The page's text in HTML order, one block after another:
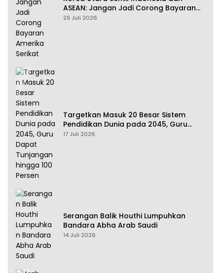
ASEAN: Jangan Jadi Corong Bayaran
Amerika Serikat
29 Juli 2026
Targetkan Masuk 20 Besar Sistem
Pendidikan Dunia pada 2045, Guru
Dapat Tunjangan hingga 100 Persen
17 Juli 2026
Serangan Balik Houthi Lumpuhkan
Bandara Abha Arab Saudi
14 Juli 2026